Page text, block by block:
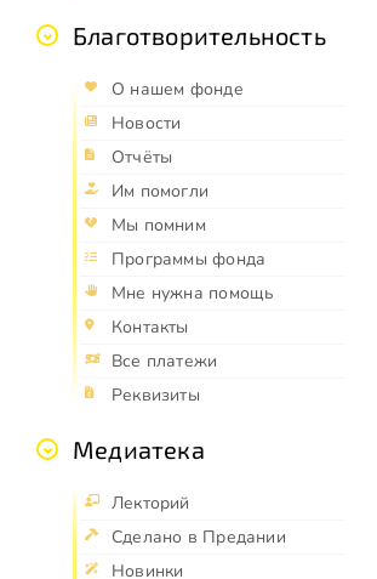
Благотворительность
О нашем фонде
Новости
Отчёты
Им помогли
Мы помним
Программы фонда
Мне нужна помощь
Контакты
Все платежи
Реквизиты
Медиатека
Лекторий
Сделано в Предании
Новинки